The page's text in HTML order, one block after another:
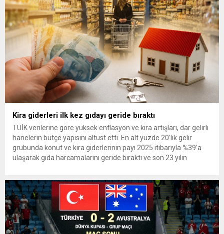
Kira giderleri ilk kez gıdayı geride bıraktı
TÜİK verilerine göre yüksek enflasyon ve kira artışları, dar gelirli
hanelerin bütçe yapısını altüst etti. En alt yüzde 20’lik gelir
grubunda konut ve kira giderlerinin payı 2025 itibarıyla %39’a
ulaşarak gıda harcamalarını geride bıraktı ve son 23 yılın